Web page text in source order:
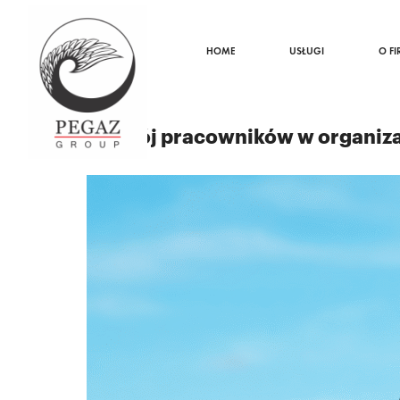
HOME USŁUGI O
22.07.2025
Rozwój pracowników w